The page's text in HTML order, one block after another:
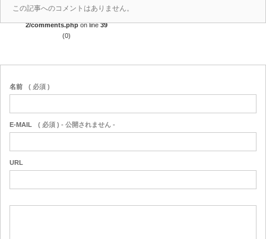
/home/r4688280/public_html/takedataro.c
2/comments.phpon line39
(0)
この記事へのコメントはありません。
名前 ( 必須 )
E-MAIL ( 必須 ) - 公開されません -
URL